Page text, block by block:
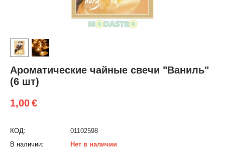
Ароматические чайные свечи "Ваниль"
(6 шт)
1,00€
КОД:
01102598
В наличии:
Нет в наличии